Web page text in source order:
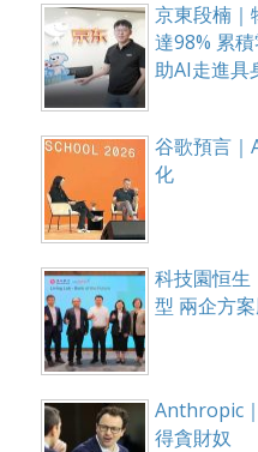
京東段楠｜
達98% 累
助AI走進具
谷歌預言｜
化
科技園恒生
型 兩企方
Anthropic
得貪財奴